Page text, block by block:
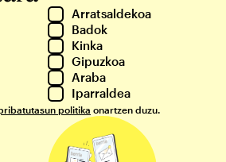
Arratsaldekoa
Badok
Kinka
Gipuzkoa
Araba
Iparraldea
politika onartzen duzu.